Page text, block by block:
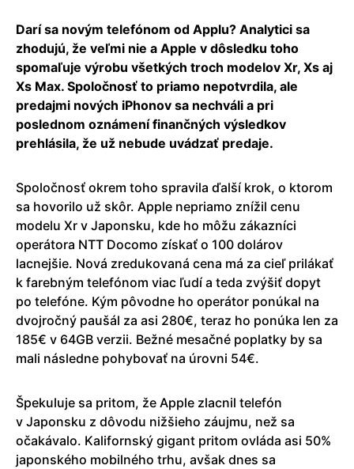
Darí sa novým telefónom od Applu? Analytici sa
zhodujú, že veľmi nie a Apple v dôsledku toho
spomaľuje výrobu všetkých troch modelov Xr, Xs aj
Xs Max. Spoločnosť to priamo nepotvrdila, ale
predajmi nových iPhonov sa nechváli a pri
poslednom oznámení finančných výsledkov
prehlásila, že už nebude uvádzať predaje.
Spoločnosť okrem toho spravila ďalší krok, o ktorom
sa hovorilo už skôr. Apple nepriamo znížil cenu
modelu Xr v Japonsku, kde ho môžu zákazníci
operátora NTT Docomo získať o 100 dolárov
lacnejšie. Nová zredukovaná cena má za cieľ prilákať
k farebným telefónom viac ľudí a teda zvýšiť dopyt
po telefóne. Kým pôvodne ho operátor ponúkal na
dvojročný paušál za asi 280€, teraz ho ponúka len za
185€ v 64GB verzii. Bežné mesačné poplatky by sa
mali následne pohybovať na úrovni 54€.
Špekuluje sa pritom, že Apple zlacnil telefón
v Japonsku z dôvodu nižšieho záujmu, než sa
očakávalo. Kalifornský gigant pritom ovláda asi 50%
japonského mobilného trhu, avšak dnes sa